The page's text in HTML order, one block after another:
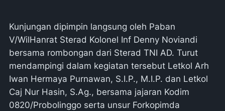
Kunjungan dipimpin langsung oleh Paban
V/WilHanrat Sterad Kolonel Inf Denny Noviandi
bersama rombongan dari Sterad TNI AD. Turut
mendampingi dalam kegiatan tersebut Letkol Arh
Iwan Hermaya Purnawan, S.I.P., M.I.P. dan Letkol
Caj Nur Hasin, S.Ag., bersama jajaran Kodim
0820/Probolinggo serta unsur Forkopimda